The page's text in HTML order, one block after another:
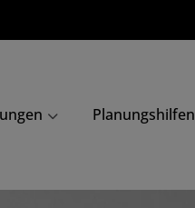
Planungshilfen